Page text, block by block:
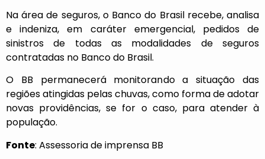
Na área de seguros, o Banco do Brasil recebe, analisa
e indeniza, em caráter emergencial, pedidos de
sinistros de todas as modalidades de seguros
contratadas no Banco do Brasil.
O BB permanecerá monitorando a situação das
regiões atingidas pelas chuvas, como forma de adotar
novas providências, se for o caso, para atender à
população.
Fonte: Assessoria de imprensa BB